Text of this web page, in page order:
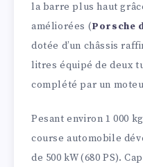
la barre plus haut
améliorées (Porsche
dotée d’un châssis
litres équipé de deux
complété par un
Pesant environ 1 000
course automobile
de 500 kW (680 PS).